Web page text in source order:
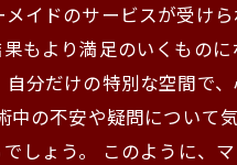
イドのサービスが受けら
もより満足のいくものに
分だけの特別な空間で
の不安や疑問について
しょう。 このように、